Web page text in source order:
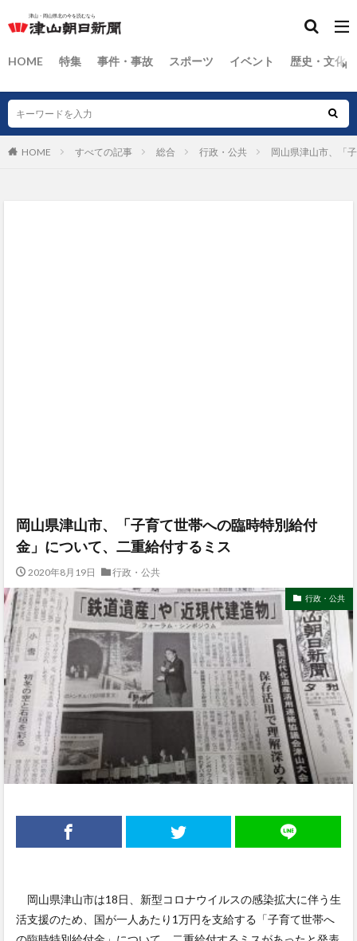
HOME 特集 事件・事故 スポーツ イベント 歴史・文化
HOME すべての記事 総合 行政・公共 岡山県津山市、「
岡山県津山市、「子育て世帯への臨時特別給付
金」について、二重給付するミス
2020年8月19日 行政・公共
行政・公共
岡山県津山市は18日、新型コロナウイルスの感染拡大に伴う生
活支援のため、国が一人あたり1万円を支給する「子育て世帯へ